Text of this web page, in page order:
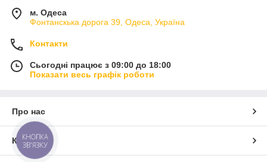
м. Одеса
Фонтанскька дорога 39, Одеса, Україна
Контакти
Сьогодні працює з 09:00 до 18:00
Показати весь графік роботи
Про нас
Контакти
КНОПКА
ЗВ'ЯЗКУ